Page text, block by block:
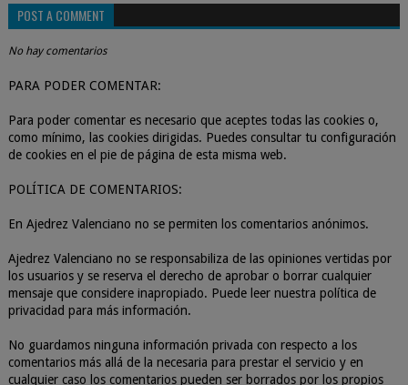
POST A COMMENT
No hay comentarios
PARA PODER COMENTAR:
Para poder comentar es necesario que aceptes todas las cookies o,
como mínimo, las cookies dirigidas. Puedes consultar tu configuración
de cookies en el pie de página de esta misma web.
POLÍTICA DE COMENTARIOS:
En Ajedrez Valenciano no se permiten los comentarios anónimos.
Ajedrez Valenciano no se responsabiliza de las opiniones vertidas por
los usuarios y se reserva el derecho de aprobar o borrar cualquier
mensaje que considere inapropiado. Puede leer nuestra política de
privacidad para más información.
No guardamos ninguna información privada con respecto a los
comentarios más allá de la necesaria para prestar el servicio y en
cualquier caso los comentarios pueden ser borrados por los propios